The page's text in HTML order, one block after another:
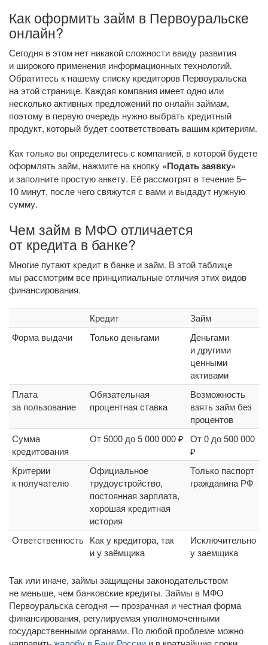
Как оформить займ в Первоуральске
онлайн?
Сегодня в этом нет никакой сложности ввиду развития
и широкого применения информационных технологий.
Обратитесь к нашему списку кредиторов Первоуральска
на этой странице. Каждая компания имеет одно или
несколько активных предложений по онлайн займам,
поэтому в первую очередь нужно выбрать кредитный
продукт, который будет соответствовать вашим критериям.
Как только вы определитесь с компанией, в которой будете
оформлять займ, нажмите на кнопку «Подать заявку»
и заполните простую анкету. Её рассмотрят в течение 5–
10 минут, после чего свяжутся с вами и выдадут нужную
сумму.
Чем займ в МФО отличается
от кредита в банке?
Многие путают кредит в банке и займ. В этой таблице
мы рассмотрим все принципиальные отличия этих видов
финансирования.
Кредит
Займ
Форма выдачи
Только деньгами
Деньгами
и другими
ценными
активами
Плата
за пользование
Обязательная
процентная ставка
Возможность
взять займ без
процентов
Сумма
кредитования
От 5000 до 5 000 000 ₽ От 0 до 500 000
₽
Критерии
к получателю
Официальное
трудоустройство,
постоянная зарплата,
хорошая кредитная
история
Только паспорт
гражданина РФ
Ответственность Как у кредитора, так
и у заёмщика
Исключительно
у заемщика
Так или иначе, займы защищены законодательством
не меньше, чем банковские кредиты. Займы в МФО
Первоуральска сегодня — прозрачная и честная форма
финансирования, регулируемая уполномоченными
государственными органами. По любой проблеме можно